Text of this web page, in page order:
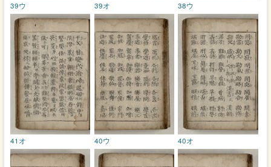
38ウ
39オ
39ウ
40オ
40ウ
41オ